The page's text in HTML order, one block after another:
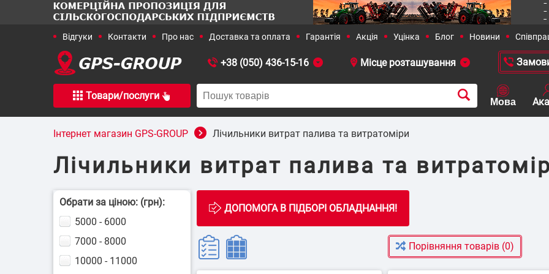
+38 (050) 436-15-16
+38 (050) 436-15-16 +38 (067) 381-23-90 +38 (050)-436-13-12 +38
Товари/послуги
Сільське господарство
Інтернет магазин GPS-GROUP Лічильники витрат палива та витратоміри
Лічильники витрат палива та
Обрати за ціною: (грн):
5000 - 6000
7000 - 8000
10000 - 11000
Порівняння товарів (0)